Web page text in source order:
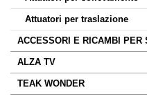
Attuatori per traslazione
ACCESSORI E RICAMBI PER
ALZA TV
TEAK WONDER